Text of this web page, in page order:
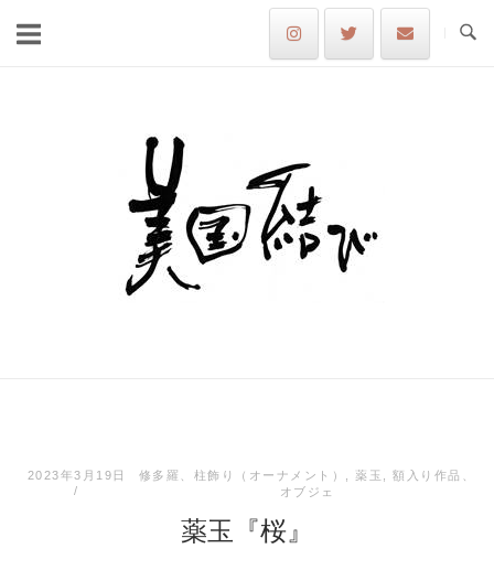
Home
2023年3月19日 修多羅、柱飾り（オーナメント） 薬玉 ,額入り作品、
オブジェ
薬玉『桜』